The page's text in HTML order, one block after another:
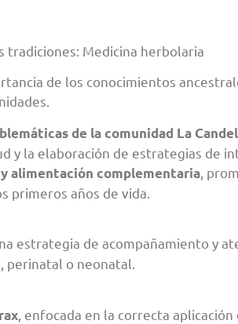
tradiciones: Medicina herbolaria
de los conocimientos
de la comunidad La
y la elaboración de estrategias de
alimentación complementaria ,
primeros años de vida.
estrategia de acompañamiento y
perinatal o neonatal.
, enfocada en la correcta